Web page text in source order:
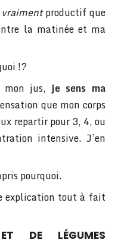
vraimentproductif que
la matinée et ma
!?
jus, je sens ma
que mon corps
repartir pour 3, 4, ou
intensive. J’en
pourquoi.
explication tout à fait
DE LÉGUMES